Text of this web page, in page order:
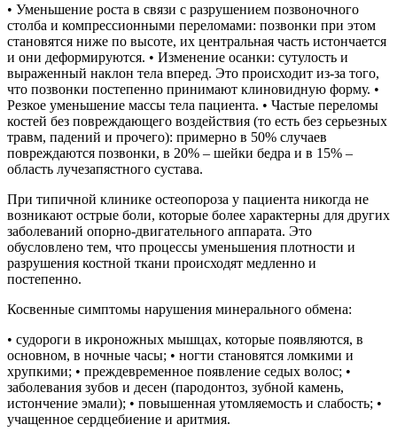
• Уменьшение роста в связи с разрушением позвоночного
столба и компрессионными переломами: позвонки при этом
становятся ниже по высоте, их центральная часть истончается
и они деформируются. • Изменение осанки: сутулость и
выраженный наклон тела вперед. Это происходит из-за того,
что позвонки постепенно принимают клиновидную форму. •
Резкое уменьшение массы тела пациента. • Частые переломы
костей без повреждающего воздействия (то есть без серьезных
травм, падений и прочего): примерно в 50% случаев
повреждаются позвонки, в 20% – шейки бедра и в 15% –
область лучезапястного сустава.
При типичной клинике остеопороза у пациента никогда не
возникают острые боли, которые более характерны для других
заболеваний опорно-двигательного аппарата. Это
обусловлено тем, что процессы уменьшения плотности и
разрушения костной ткани происходят медленно и
постепенно.
Косвенные симптомы нарушения минерального обмена:
• судороги в икроножных мышцах, которые появляются, в
основном, в ночные часы; • ногти становятся ломкими и
хрупкими; • преждевременное появление седых волос; •
заболевания зубов и десен (пародонтоз, зубной камень,
истончение эмали); • повышенная утомляемость и слабость; •
учащенное сердцебиение и аритмия.